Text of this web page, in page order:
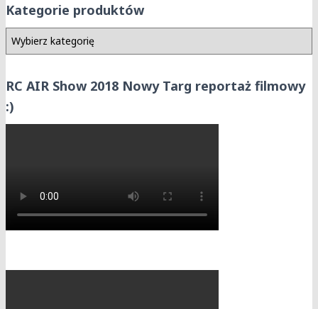
Kategorie produktów
RC AIR Show 2018 Nowy Targ reportaż filmowy
:)